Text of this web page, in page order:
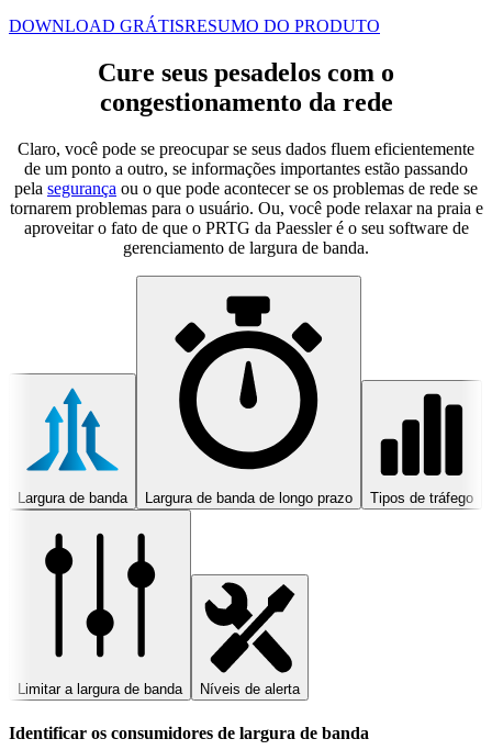
DOWNLOAD GRÁTISRESUMO DO PRODUTO
Cure seus pesadelos com o
congestionamento da rede
Claro, você pode se preocupar se seus dados fluem eficientemente
de um ponto a outro, se informações importantes estão passando
pela segurança ou o que pode acontecer se os problemas de rede se
tornarem problemas para o usuário. Ou, você pode relaxar na praia e
aproveitar o fato de que o PRTG da Paessler é o seu software de
gerenciamento de largura de banda.
Largura de banda Largura de banda de longo prazo Tipos de tráfego
Limitar a largura de banda Níveis de alerta
Identificar os consumidores de largura de banda